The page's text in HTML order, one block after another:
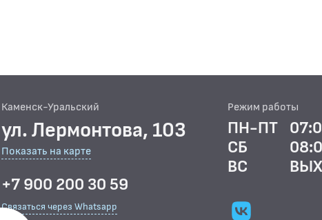
Каменск-Уральский
ул. Лермонтова, 103
Показать на карте
+7 900 200 30 59
Связаться через Whatsapp
Режим работы
ПН-ПТ
СБ
ВС